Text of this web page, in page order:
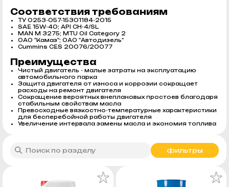
Соответствия требованиям
ТУ 0253-057-15301184-2015
SAE 15W-40; API CH-4/SL
MAN M 3275; MTU Oil Category 2
ОАО "Камаз"; ОАО "Автодизель"
Cummins CES 20076/20077
Преимущества
Чистый двигатель - малые затраты на эксплуатацию
автомобильного парка
Защита двигателя от износа и коррозии сокращает
расходы на ремонт двигателя
Сокращение вероятных внеплановых простоев благодаря
стабильным свойствам масла
Превосходные вязкостно-температурные характеристики
для бесперебойной работы двигателя
Увеличение интервала замены масла и экономия топлива
фильтры